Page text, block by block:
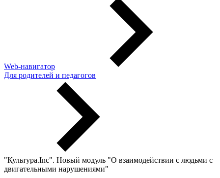
Web-навигатор
Для родителей и педагогов
"Культура.Inc". Новый модуль "О взаимодействии с людьми с
двигательными нарушениями"